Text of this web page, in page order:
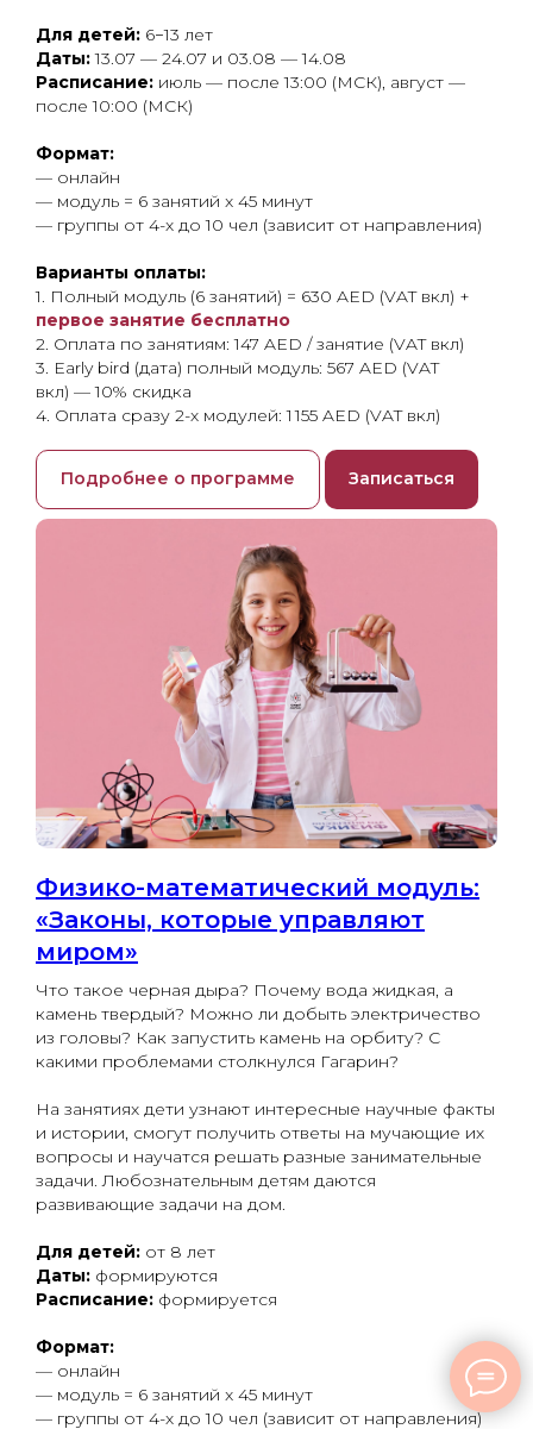
Для детей: 6−13 лет
Даты:13.07 — 24.07 и 03.08 — 14.08
Расписание: июль — после 13:00 (МСК), август —
после 10:00 (МСК)
Формат:
— онлайн
— модуль = 6 занятий x 45 минут
— группы от 4-х до 10 чел (зависит от направления)
Варианты оплаты:
1. Полный модуль (6 занятий) = 630 AED (VAT вкл) +
первое занятие бесплатно
2. Оплата по занятиям: 147 AED / занятие (VAT вкл)
3. Early bird (дата) полный модуль: 567 AED (VAT
вкл) — 10% скидка
4. Оплата сразу 2-х модулей: 1 155 AED (VAT вкл)
Подробнее о программе Записаться
Физико-математический модуль:
«Законы, которые управляют
миром»
Что такое черная дыра? Почему вода жидкая, а
камень твердый? Можно ли добыть электричество
из головы? Как запустить камень на орбиту? С
какими проблемами столкнулся Гагарин?
На занятиях дети узнают интересные научные факты
и истории, смогут получить ответы на мучающие их
вопросы и научатся решать разные занимательные
задачи. Любознательным детям даются
развивающие задачи на дом.
Для детей: от 8 лет
Даты: формируются
Расписание: формируется
Формат:
— онлайн
— модуль = 6 занятий x 45 минут
— группы от 4-х до 10 чел (зависит от направления)